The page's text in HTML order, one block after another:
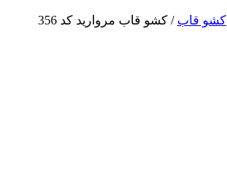
کشو قاب / کشو قاب مروارید کد 356